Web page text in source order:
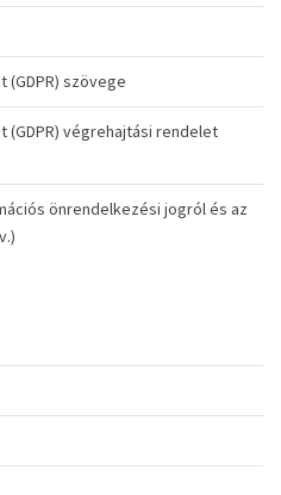
szövege
végrehajtási rendelet
önrendelkezési jogról és az